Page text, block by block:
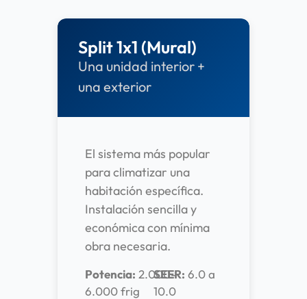
Split 1x1 (Mural)
Una unidad interior +
una exterior
El sistema más popular
para climatizar una
habitación específica.
Instalación sencilla y
económica con mínima
obra necesaria.
Potencia: 2.000-
6.000 frig
SEER: 6.0 a
10.0